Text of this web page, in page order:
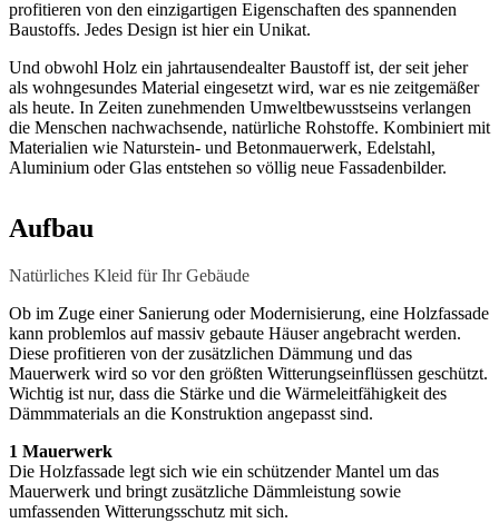
profitieren von den einzigartigen Eigenschaften des spannenden
Baustoffs. Jedes Design ist hier ein Unikat.
Und obwohl Holz ein jahrtausendealter Baustoff ist, der seit jeher
als wohngesundes Material eingesetzt wird, war es nie zeitgemäßer
als heute. In Zeiten zunehmenden Umweltbewusstseins verlangen
die Menschen nachwachsende, natürliche Rohstoffe. Kombiniert mit
Materialien wie Naturstein- und Betonmauerwerk, Edelstahl,
Aluminium oder Glas entstehen so völlig neue Fassadenbilder.
Aufbau
Natürliches Kleid für Ihr Gebäude
Ob im Zuge einer Sanierung oder Modernisierung, eine Holzfassade
kann problemlos auf massiv gebaute Häuser angebracht werden.
Diese profitieren von der zusätzlichen Dämmung und das
Mauerwerk wird so vor den größten Witterungseinflüssen geschützt.
Wichtig ist nur, dass die Stärke und die Wärmeleitfähigkeit des
Dämmmaterials an die Konstruktion angepasst sind.
1 Mauerwerk
Die Holzfassade legt sich wie ein schützender Mantel um das
Mauerwerk und bringt zusätzliche Dämmleistung sowie
umfassenden Witterungsschutz mit sich.